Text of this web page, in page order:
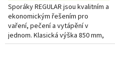
Sporáky REGULAR jsou kvalitním a
ekonomickým řešením pro
vaření, pečení a vytápění v
jednom. Klasická výška 850 mm,
smaltovaná trouba s prosklenými